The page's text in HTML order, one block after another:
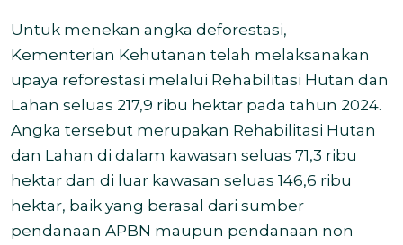
Untuk menekan angka deforestasi,
Kementerian Kehutanan telah melaksanakan
upaya reforestasi melalui Rehabilitasi Hutan dan
Lahan seluas 217,9 ribu hektar pada tahun 2024.
Angka tersebut merupakan Rehabilitasi Hutan
dan Lahan di dalam kawasan seluas 71,3 ribu
hektar dan di luar kawasan seluas 146,6 ribu
hektar, baik yang berasal dari sumber
pendanaan APBN maupun pendanaan non